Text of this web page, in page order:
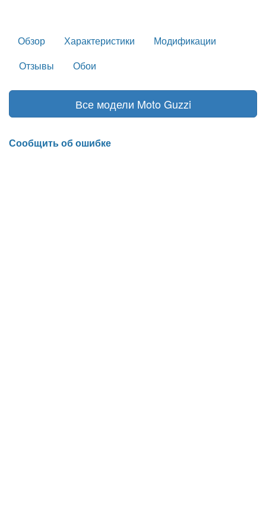
Обзор Характеристики
Модификации
Отзывы
Обои
Все модели Moto Guzzi
Сообщить об ошибке